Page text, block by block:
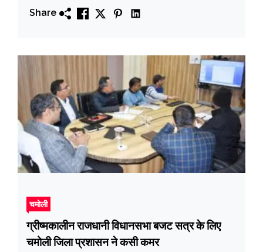
Share
चमोली
ग्रीष्मकालीन राजधानी विधानसभा बजट सत्र के लिए
चमोली जिला प्रशासन ने कसी कमर